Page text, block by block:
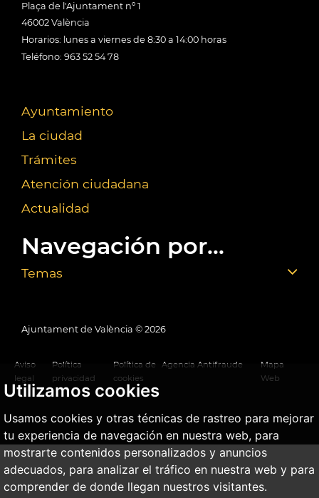
Utilizamos cookies
Usamos cookies y otras técnicas de rastreo para mejorar
tu experiencia de navegación en nuestra web, para
mostrarte contenidos personalizados y anuncios
adecuados, para analizar el tráfico en nuestra web y para
comprender de donde llegan nuestros visitantes.
Plaça de l'Ajuntament nº 1
46002 València
Horarios: lunes a viernes de 8:30 a 14:00 horas
Teléfono: 963 52 54 78
Ayuntamiento
La ciudad
Trámites
Atención ciudadana
Actualidad
Navegación por...
Temas
Ajuntament de València © 2026
Aviso
legal
Política
privacidad
Política de
cookies
Agencia Antifraude
Mapa
Web